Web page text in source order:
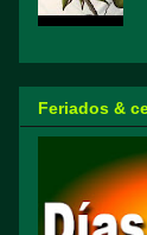
Feriados &